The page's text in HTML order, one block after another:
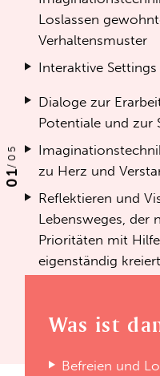
01
/
05
Loslassen
Verhaltensmuster
Interaktive
Dialoge zur
Potentiale und zur
zu Herz und
Reflektieren und
Lebensweges, der
Prioritäten mit
eigenständig
Was ist
Befreien und